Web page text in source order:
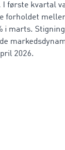
første kvartal
forholdet
i marts.
2026.